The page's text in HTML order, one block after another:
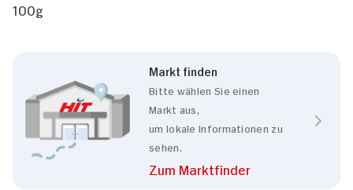
100g
Markt finden
Bitte wählen Sie einen
Markt aus,
um lokale Informationen zu
sehen.
Zum Marktfinder